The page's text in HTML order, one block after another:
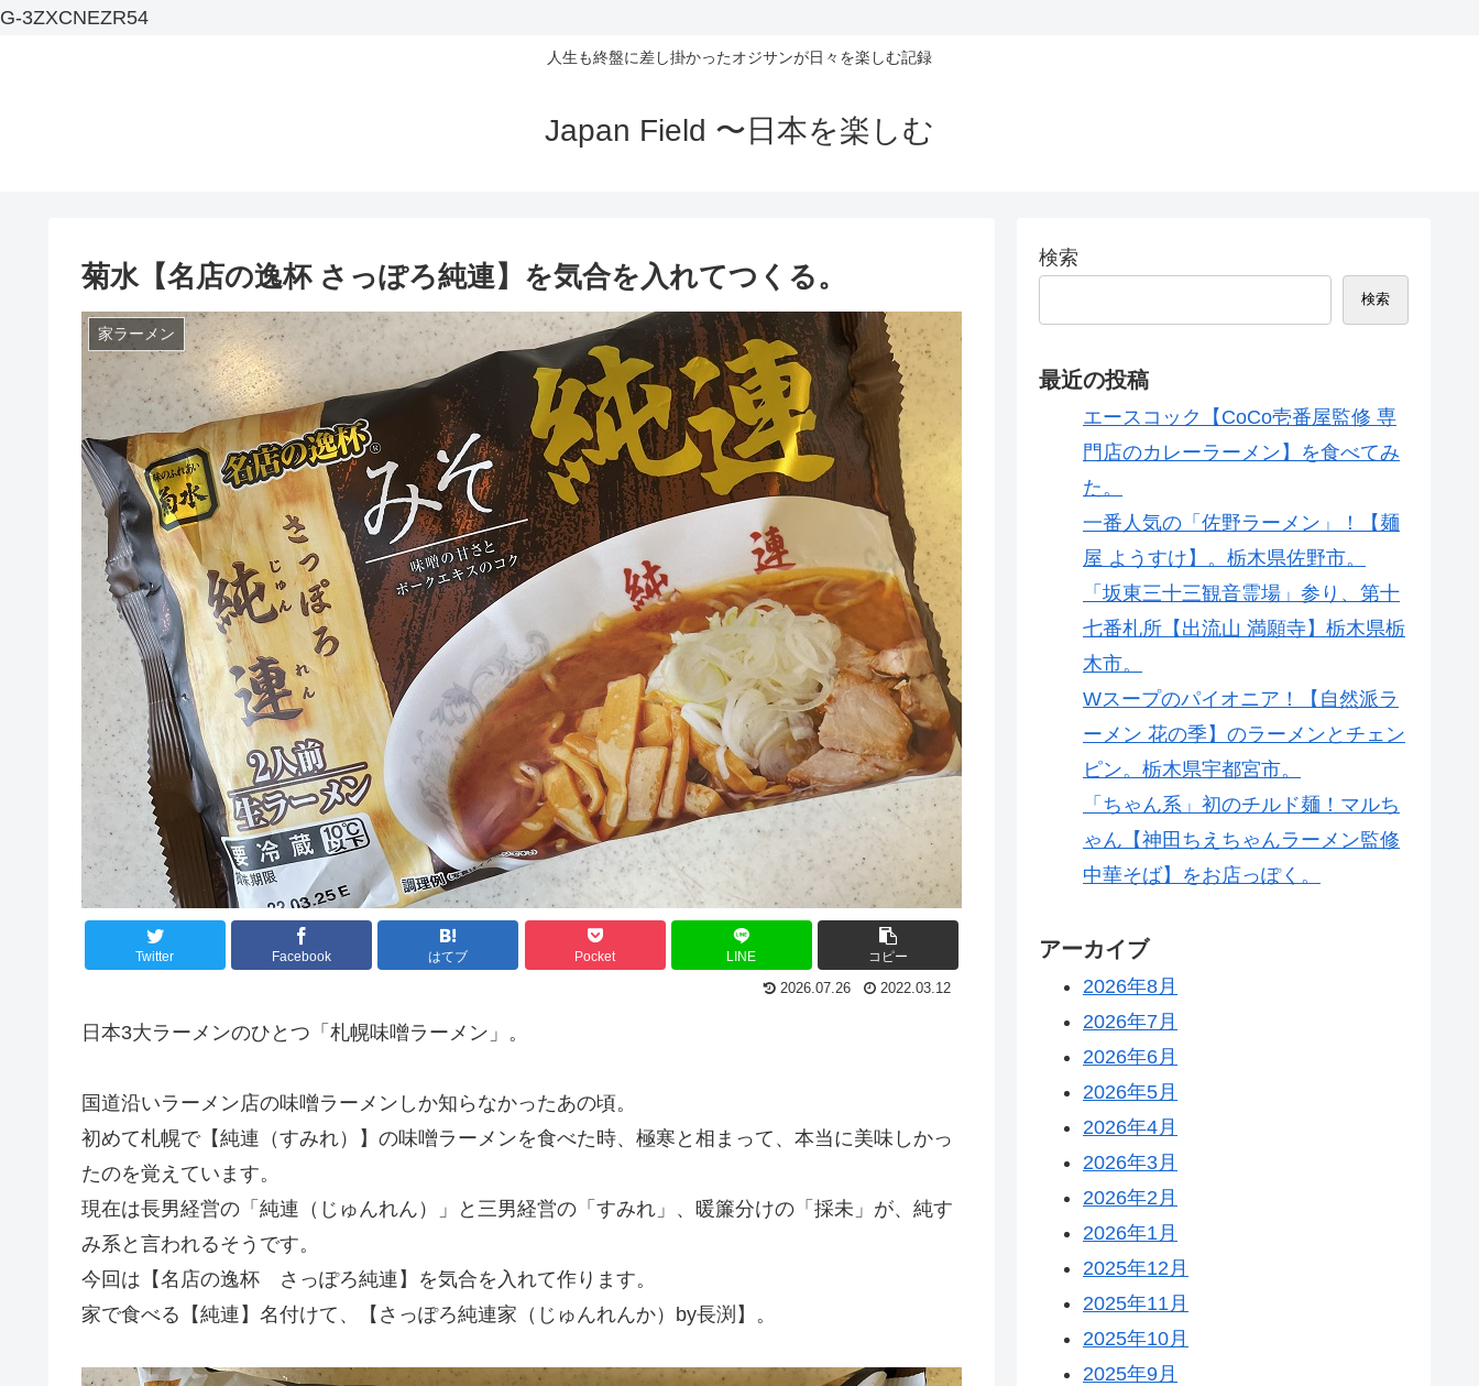
G-3ZXCNEZR54
人生も終盤に差し掛かったオジサンが日々を楽しむ記録
Japan Field 〜日本を楽しむ
菊水【名店の逸杯 さっぽろ純連】を気合を入れてつくる。
家ラーメン
Twitter Facebook はてブ Pocket LINE コピー
2026.07.26 2022.03.12
日本3大ラーメンのひとつ「札幌味噌ラーメン」。
国道沿いラーメン店の味噌ラーメンしか知らなかったあの頃。
初めて札幌で【純連（すみれ）】の味噌ラーメンを食べた時、極寒と相まって、本当に美味しかっ
たのを覚えています。
現在は長男経営の「純連（じゅんれん）」と三男経営の「すみれ」、暖簾分けの「採未」が、純す
み系と言われるそうです。
今回は【名店の逸杯 さっぽろ純連】を気合を入れて作ります。
家で食べる【純連】名付けて、【さっぽろ純連家（じゅんれんか）by長渕】。
検索
検索
最近の投稿
エースコック【CoCo壱番屋監修 専
門店のカレーラーメン】を食べてみ
た。
一番人気の「佐野ラーメン」！【麺
屋 ようすけ】。栃木県佐野市。
「坂東三十三観音霊場」参り、第十
七番札所【出流山 満願寺】栃木県栃
木市。
Wスープのパイオニア！【自然派ラ
ーメン 花の季】のラーメンとチェン
ピン。栃木県宇都宮市。
「ちゃん系」初のチルド麺！マルち
ゃん【神田ちえちゃんラーメン監修
中華そば】をお店っぽく。
アーカイブ
2026年8月
2026年7月
2026年6月
2026年5月
2026年4月
2026年3月
2026年2月
2026年1月
2025年12月
2025年11月
2025年10月
2025年9月